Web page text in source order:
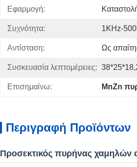
Εφαρμογή:
Συχνότητα: 1KHz-
Αντίσταση: Ως
Συσκευασία λεπτομέρειες:
Επισημαίνω: MnZn
Περιγραφή Προϊόντων
Προσεκτικός πυρήνας χαμηλών